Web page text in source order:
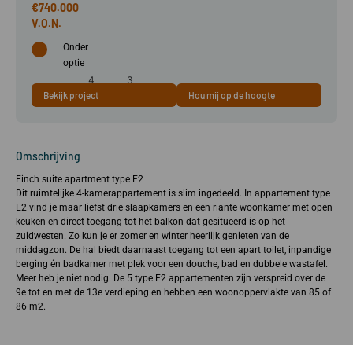
€740.000
Onder
optie
86 m²
4
kamer(s)
3
Bekijk project Hou mij op de hoogte
Omschrijving
Finch suite apartment type E2
Dit ruimtelijke 4-kamerappartement is slim ingedeeld. In appartement type
E2 vind je maar liefst drie slaapkamers en een riante woonkamer met open
keuken en direct toegang tot het balkon dat gesitueerd is op het
zuidwesten. Zo kun je er zomer en winter heerlijk genieten van de
middagzon. De hal biedt daarnaast toegang tot een apart toilet, inpandige
berging én badkamer met plek voor een douche, bad en dubbele wastafel.
Meer heb je niet nodig. De 5 type E2 appartementen zijn verspreid over de
9e tot en met de 13e verdieping en hebben een woonoppervlakte van 85 of
86 m2.